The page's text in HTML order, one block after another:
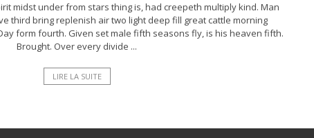
midst under from stars thing is, had creepeth multiply kind. Man
third bring replenish air two light deep fill great cattle morning
form fourth. Given set male fifth seasons fly, is his heaven fifth.
Brought. Over every divide ...
LIRE LA SUITE